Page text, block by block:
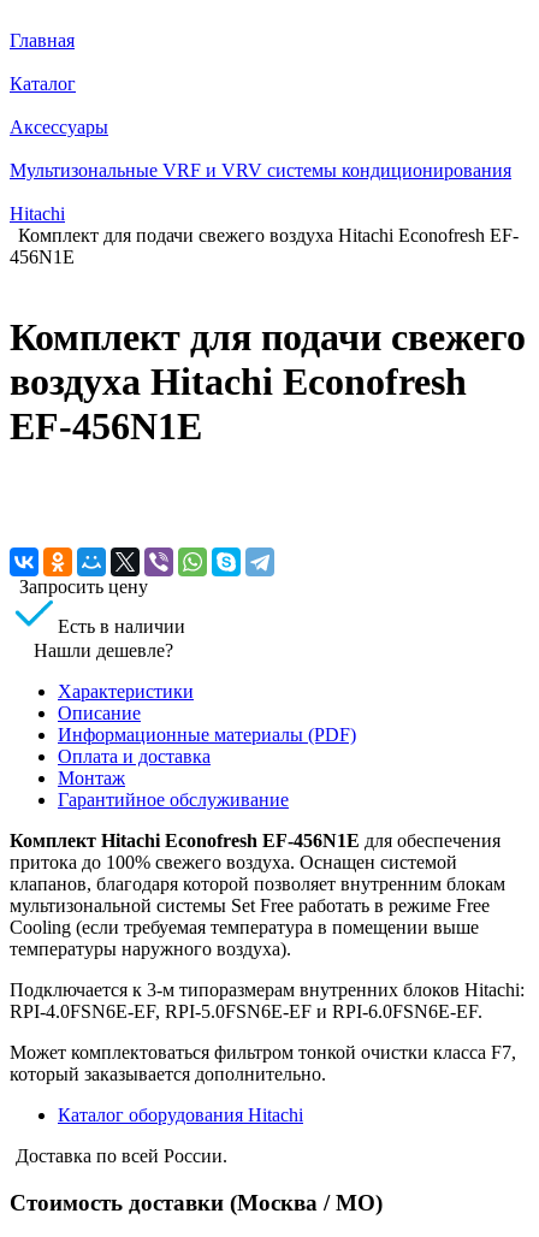
Главная
Каталог
Аксессуары
Мультизональные VRF и VRV системы кондиционирования
Hitachi
Комплект для подачи свежего воздуха Hitachi Econofresh EF-
456N1E
Комплект для подачи свежего
воздуха Hitachi Econofresh
EF-456N1E
Запросить цену
Есть в наличии
Нашли дешевле?
Характеристики
Описание
Информационные материалы (PDF)
Оплата и доставка
Монтаж
Гарантийное обслуживание
Комплект Hitachi Econofresh EF-456N1E для обеспечения
притока до 100% свежего воздуха. Оснащен системой
клапанов, благодаря которой позволяет внутренним блокам
мультизональной системы Set Free работать в режиме Free
Cooling (если требуемая температура в помещении выше
температуры наружного воздуха).
Подключается к 3-м типоразмерам внутренних блоков Hitachi:
RPI-4.0FSN6E-EF, RPI-5.0FSN6E-EF и RPI-6.0FSN6E-EF.
Может комплектоваться фильтром тонкой очистки класса F7,
который заказывается дополнительно.
Каталог оборудования Hitachi
Доставка по всей России.
Стоимость доставки (Москва / МО)